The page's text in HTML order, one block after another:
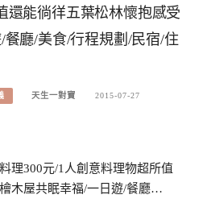
還能徜徉五葉松林懷抱感受
廳/美食/行程規劃/民宿/住
天生一對寶 2015-07-27
理300元/1人創意料理物超所值
木屋共眠幸福/一日遊/餐廳…